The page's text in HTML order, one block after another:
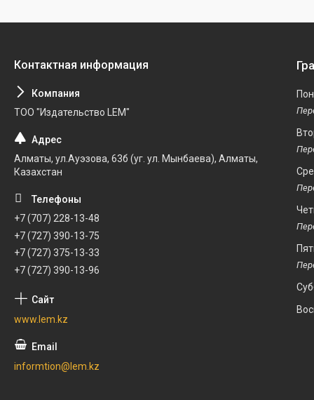
ТОО "Издательство LEM"
Алматы, ул.Ауэзова, 63б (уг. ул. Мынбаева), Алматы,
Казахстан
+7 (707) 228-13-48
+7 (727) 390-13-75
+7 (727) 375-13-33
+7 (727) 390-13-96
www.lem.kz
informtion@lem.kz